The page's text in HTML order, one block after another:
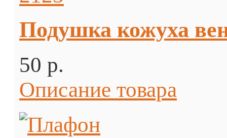
Подушка кожуха
50 p.
Описание товара